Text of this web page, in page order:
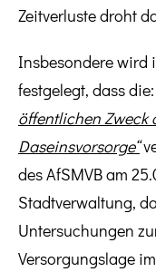
Zeitverluste droht
Insbesondere wird
festgelegt, dass die:
öffentlichen Zweck
Daseinsvorsorge“
des AfSMVB am
Stadtverwaltung,
Untersuchungen
Versorgungslage